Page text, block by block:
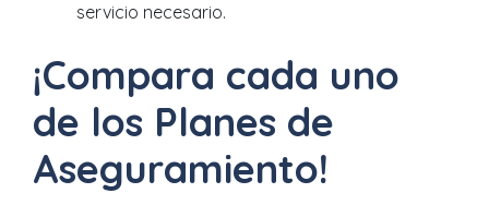
servicio necesario.
¡Compara cada uno
de los Planes de
Aseguramiento!